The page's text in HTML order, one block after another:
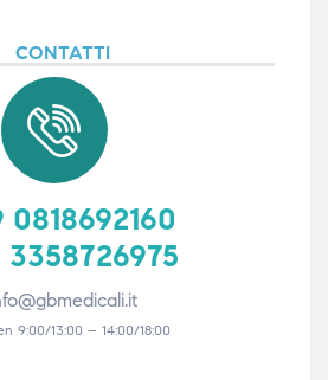
CONTATTI
0818692160
3358726975
9:00/13:00 – 14:00/18:00